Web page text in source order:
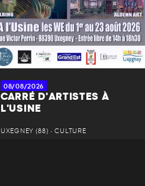
08/08/2026
CARRÉ D'ARTISTES À
L'USINE
UXEGNEY (88) • CULTURE